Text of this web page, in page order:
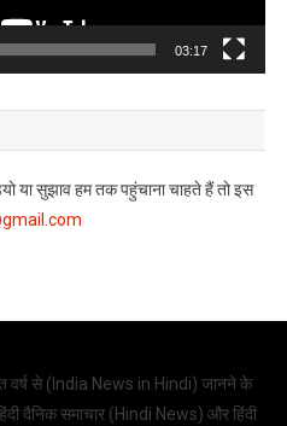
03:17
या सुझाव हम तक पहुंचाना चाहते हैं तो इस
वर्ष से ( India News in Hindi) जानने के
दैनिक समाचार (Hindi News) और हिंदी